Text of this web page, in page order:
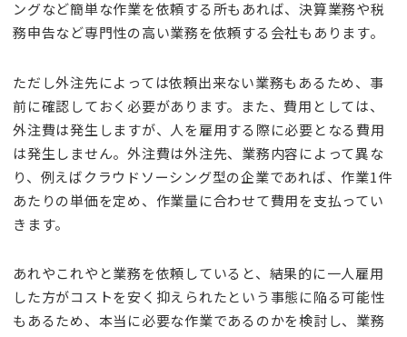
ングなど簡単な作業を依頼する所もあれば、決算業務や税
務申告など専門性の高い業務を依頼する会社もあります。
ただし外注先によっては依頼出来ない業務もあるため、事
前に確認しておく必要があります。また、費用としては、
外注費は発生しますが、人を雇用する際に必要となる費用
は発生しません。外注費は外注先、業務内容によって異な
り、例えばクラウドソーシング型の企業であれば、作業1件
あたりの単価を定め、作業量に合わせて費用を支払ってい
きます。
あれやこれやと業務を依頼していると、結果的に一人雇用
した方がコストを安く抑えられたという事態に陥る可能性
もあるため、本当に必要な作業であるのかを検討し、業務